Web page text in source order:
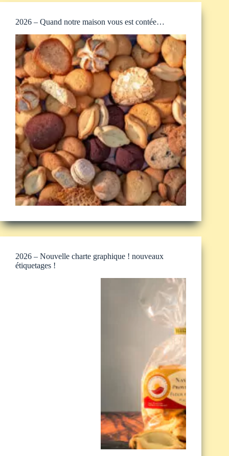
2026 – Quand notre maison vous est contée…
2026 – Nouvelle charte graphique ! nouveaux
étiquetages !